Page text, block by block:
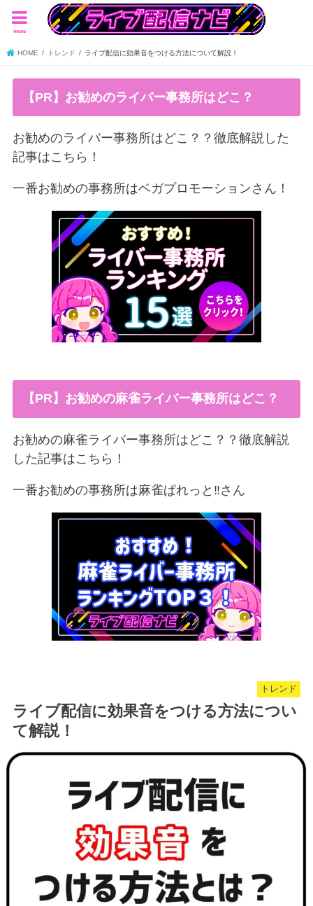
menu
HOME トレンド ライブ配信に効果音をつける方法について解説！
【PR】お勧めのライバー事務所はどこ？
お勧めのライバー事務所はどこ？？徹底解説した
記事はこちら！
一番お勧めの事務所はベガプロモーションさん！
【PR】お勧めの麻雀ライバー事務所はどこ？
お勧めの麻雀ライバー事務所はどこ？？徹底解説
した記事はこちら！
一番お勧めの事務所は麻雀ぱれっと‼︎さん
トレンド
ライブ配信に効果音をつける方法につい
て解説！